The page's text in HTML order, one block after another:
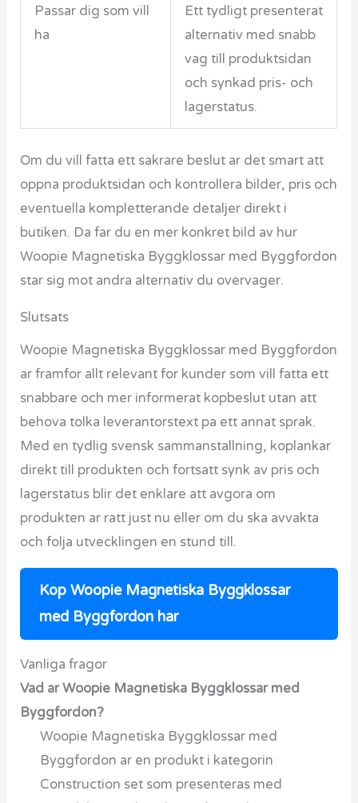
Passar dig som vill
ha
Ett tydligt presenterat
alternativ med snabb
vag till produktsidan
och synkad pris- och
lagerstatus.
Om du vill fatta ett sakrare beslut ar det smart att
oppna produktsidan och kontrollera bilder, pris och
eventuella kompletterande detaljer direkt i
butiken. Da far du en mer konkret bild av hur
Woopie Magnetiska Byggklossar med Byggfordon
star sig mot andra alternativ du overvager.
Slutsats
Woopie Magnetiska Byggklossar med Byggfordon
ar framfor allt relevant for kunder som vill fatta ett
snabbare och mer informerat kopbeslut utan att
behova tolka leverantorstext pa ett annat sprak.
Med en tydlig svensk sammanstallning, koplankar
direkt till produkten och fortsatt synk av pris och
lagerstatus blir det enklare att avgora om
produkten ar ratt just nu eller om du ska avvakta
och folja utvecklingen en stund till.
Kop Woopie Magnetiska Byggklossar
med Byggfordon har
Vanliga fragor
Vad ar Woopie Magnetiska Byggklossar med
Byggfordon?
Woopie Magnetiska Byggklossar med
Byggfordon ar en produkt i kategorin
Construction set som presenteras med